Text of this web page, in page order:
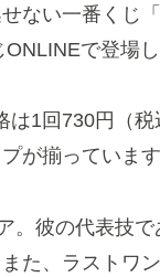
ない一番くじ
で登場し
1回730円（
が揃っています
。彼の代表技
た、ラストワ